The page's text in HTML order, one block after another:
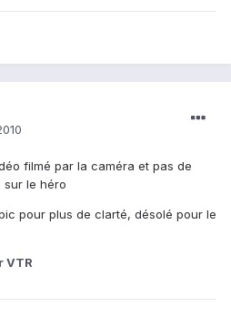
filmé par la caméra et pas de
sur le héro
pour plus de clarté, désolé pour le
VTR